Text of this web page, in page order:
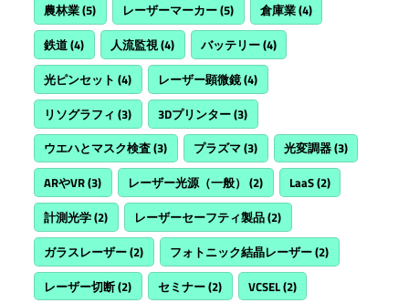
農林業(5) レーザーマーカー(5) 倉庫業(4)
鉄道(4) 人流監視(4) バッテリー(4)
光ピンセット (4) レーザー顕微鏡(4)
リソグラフィ (3) 3Dプリンター(3)
ウエハとマスク検査(3) プラズマ(3) 光変調器(3)
ARやVR(3) レーザー光源（一般） (2) LaaS(2)
計測光学(2) レーザーセーフティ製品(2)
ガラスレーザー(2) フォトニック結晶レーザー(2)
レーザー切断(2) セミナー(2) VCSEL(2)